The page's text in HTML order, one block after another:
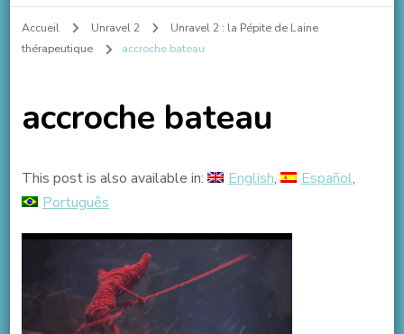
Accueil Unravel 2
Unravel 2 : la Pépite de Laine
thérapeutique
accroche bateau
accroche bateau
This post is also available in: English
Español
Português